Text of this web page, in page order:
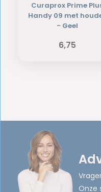
Curaprox Prime
Handy 09 met
- Geel
6,75
Onze